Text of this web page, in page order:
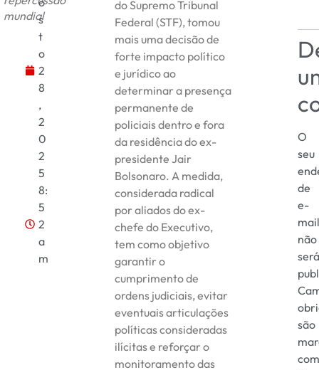
mundial
s
t
o
2
8
,
2
0
2
5
8:
5
2
a
m
do Supremo Tribunal
Federal (STF), tomou
mais uma decisão de
forte impacto político
e jurídico ao
determinar a presença
permanente de
policiais dentro e fora
da residência do ex-
presidente Jair
Bolsonaro. A medida,
considerada radical
por aliados do ex-
chefe do Executivo,
tem como objetivo
garantir o
cumprimento de
ordens judiciais, evitar
eventuais articulações
políticas consideradas
ilícitas e reforçar o
monitoramento das
O
seu
de
e-
mail
não
será
são
com